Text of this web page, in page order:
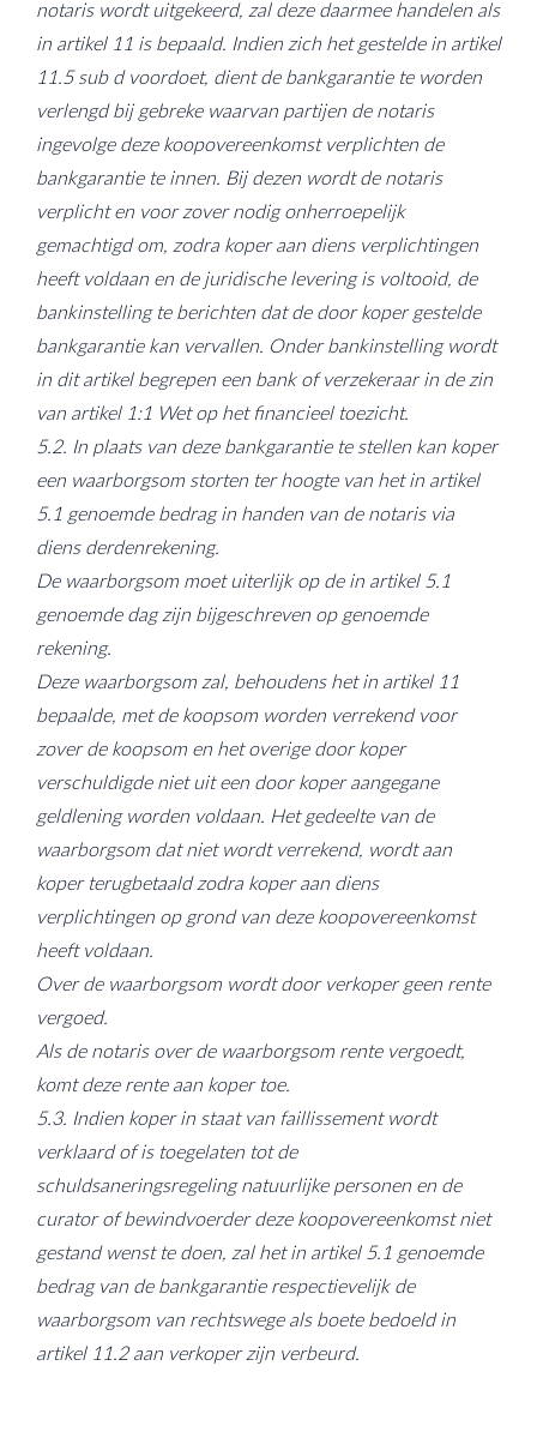
notaris wordt uitgekeerd, zal deze daarmee handelen als
in artikel 11 is bepaald. Indien zich het gestelde in artikel
11.5 sub d voordoet, dient de bankgarantie te worden
verlengd bij gebreke waarvan partijen de notaris
ingevolge deze koopovereenkomst verplichten de
bankgarantie te innen. Bij dezen wordt de notaris
verplicht en voor zover nodig onherroepelijk
gemachtigd om, zodra koper aan diens verplichtingen
heeft voldaan en de juridische levering is voltooid, de
bankinstelling te berichten dat de door koper gestelde
bankgarantie kan vervallen. Onder bankinstelling wordt
in dit artikel begrepen een bank of verzekeraar in de zin
van artikel 1:1 Wet op het financieel toezicht.
5.2. In plaats van deze bankgarantie te stellen kan koper
een waarborgsom storten ter hoogte van het in artikel
5.1 genoemde bedrag in handen van de notaris via
diens derdenrekening.
De waarborgsom moet uiterlijk op de in artikel 5.1
genoemde dag zijn bijgeschreven op genoemde
rekening.
Deze waarborgsom zal, behoudens het in artikel 11
bepaalde, met de koopsom worden verrekend voor
zover de koopsom en het overige door koper
verschuldigde niet uit een door koper aangegane
geldlening worden voldaan. Het gedeelte van de
waarborgsom dat niet wordt verrekend, wordt aan
koper terugbetaald zodra koper aan diens
verplichtingen op grond van deze koopovereenkomst
heeft voldaan.
Over de waarborgsom wordt door verkoper geen rente
vergoed.
Als de notaris over de waarborgsom rente vergoedt,
komt deze rente aan koper toe.
5.3. Indien koper in staat van faillissement wordt
verklaard of is toegelaten tot de
schuldsaneringsregeling natuurlijke personen en de
curator of bewindvoerder deze koopovereenkomst niet
gestand wenst te doen, zal het in artikel 5.1 genoemde
bedrag van de bankgarantie respectievelijk de
waarborgsom van rechtswege als boete bedoeld in
artikel 11.2 aan verkoper zijn verbeurd.